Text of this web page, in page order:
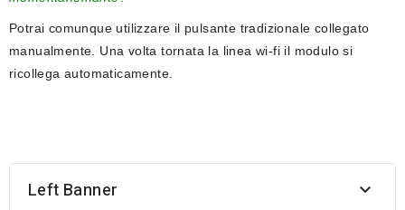
Potrai comunque utilizzare il pulsante tradizionale collegato
manualmente. Una volta tornata la linea wi-fi il modulo si
ricollega automaticamente.
Left Banner 